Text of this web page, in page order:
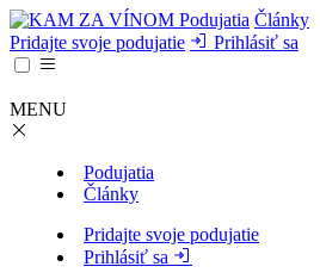
Podujatia Články
Pridajte svoje podujatie
Prihlásiť sa
MENU
Podujatia
Články
Pridajte svoje podujatie
Prihlásiť sa